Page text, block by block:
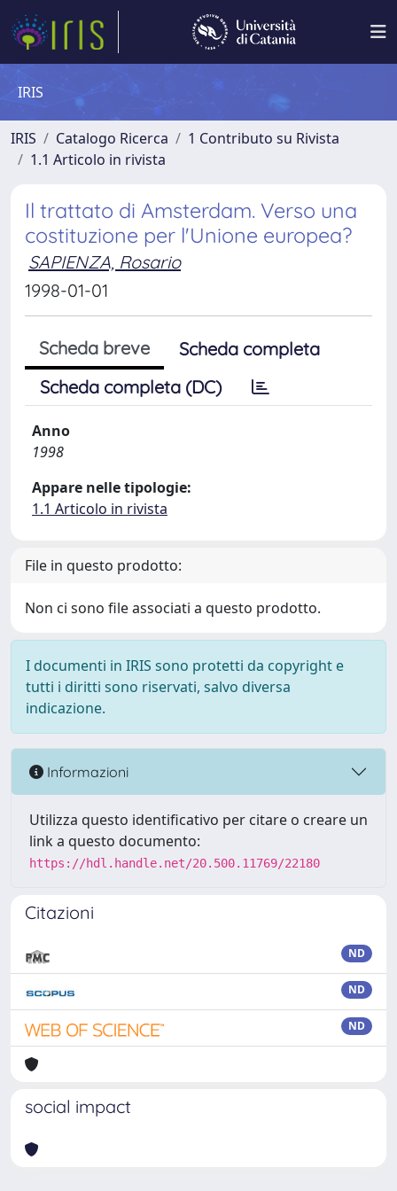
IRIS
IRIS Catalogo Ricerca
1 Contributo su Rivista
1.1 Articolo in rivista
Il trattato di Amsterdam. Verso una
costituzione per l'Unione europea?
SAPIENZA, Rosario
1998-01-01
Scheda breve
Scheda completa
Scheda completa (DC)
Anno
1998
Appare nelle tipologie:
1.1 Articolo in rivista
File in questo prodotto:
Non ci sono file associati a questo prodotto.
I documenti in IRIS sono protetti da copyright e
tutti i diritti sono riservati, salvo diversa
indicazione.
Informazioni
Utilizza questo identificativo per citare o creare un
link a questo documento:
https://hdl.handle.net/20.500.11769/22180
Citazioni
ND
ND
ND
social impact